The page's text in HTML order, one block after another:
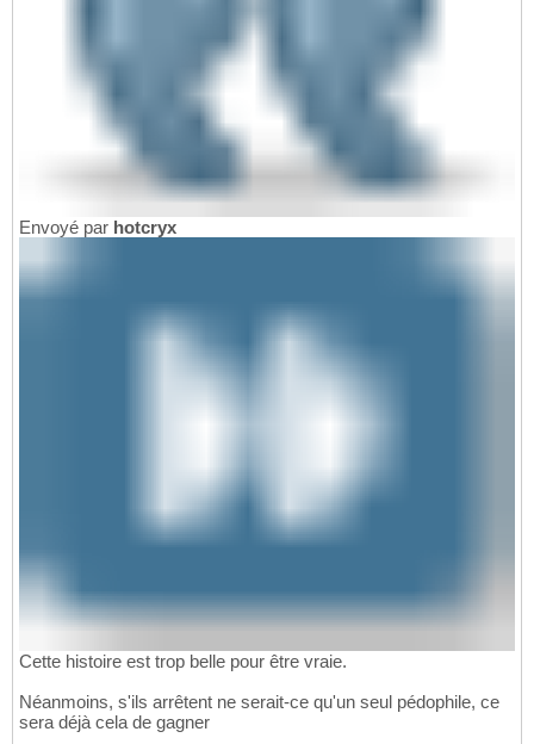
Envoyé par hotcryx
Cette histoire est trop belle pour être vraie.
Néanmoins, s'ils arrêtent ne serait-ce qu'un seul pédophile, ce
sera déjà cela de gagner